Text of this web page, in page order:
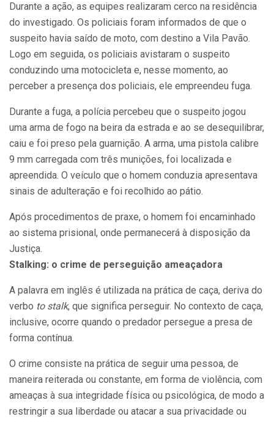
Durante a ação, as equipes realizaram cerco na residência
do investigado. Os policiais foram informados de que o
suspeito havia saído de moto, com destino a Vila Pavão.
Logo em seguida, os policiais avistaram o suspeito
conduzindo uma motocicleta e, nesse momento, ao
perceber a presença dos policiais, ele empreendeu fuga.
Durante a fuga, a polícia percebeu que o suspeito jogou
uma arma de fogo na beira da estrada e ao se desequilibrar,
caiu e foi preso pela guarnição. A arma, uma pistola calibre
9 mm carregada com três munições, foi localizada e
apreendida. O veículo que o homem conduzia apresentava
sinais de adulteração e foi recolhido ao pátio.
Após procedimentos de praxe, o homem foi encaminhado
ao sistema prisional, onde permanecerá à disposição da
Justiça.
Stalking: o crime de perseguição ameaçadora
A palavra em inglês é utilizada na prática de caça, deriva do
verbo to stalk, que significa perseguir. No contexto de caça,
inclusive, ocorre quando o predador persegue a presa de
forma contínua.
O crime consiste na prática de seguir uma pessoa, de
maneira reiterada ou constante, em forma de violência, com
ameaças à sua integridade física ou psicológica, de modo a
restringir a sua liberdade ou atacar a sua privacidade ou